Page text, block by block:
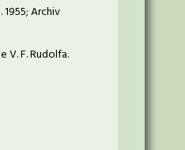
Archiv
V. F. Rudolfa.